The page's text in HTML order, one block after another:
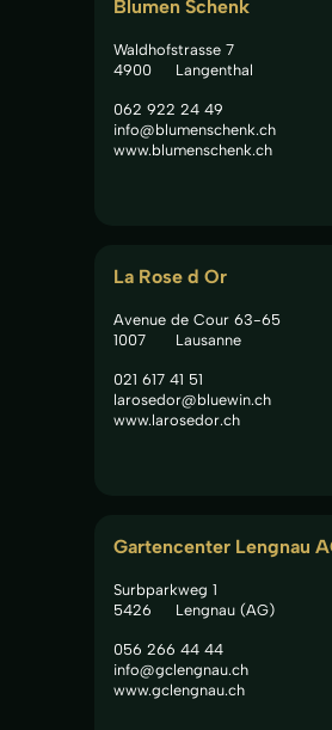
Blumen Schenk
Waldhofstrasse 7
4900
Langenthal
062 922 24 49
info@blumenschenk.ch
www.blumenschenk.ch
La Rose d Or
Avenue de Cour 63-65
1007
Lausanne
021 617 41 51
larosedor@bluewin.ch
www.larosedor.ch
Gartencenter Lengnau
Surbparkweg 1
5426
Lengnau (AG)
056 266 44 44
info@gclengnau.ch
www.gclengnau.ch